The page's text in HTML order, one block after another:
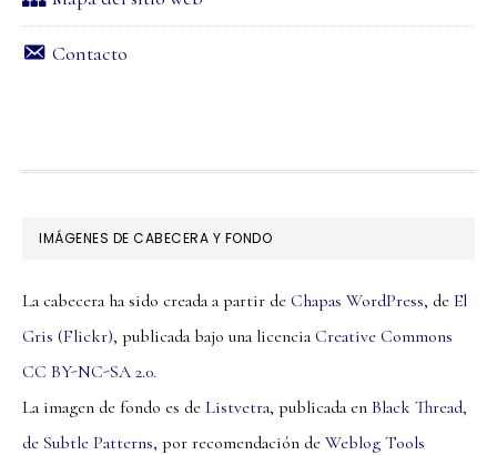
Contacto
FOOTER
IMÁGENES DE CABECERA Y FONDO
La cabecera ha sido creada a partir de Chapas WordPress, de El
Gris (Flickr), publicada bajo una licencia Creative Commons
CC BY-NC-SA 2.0.
La imagen de fondo es de Listvetra, publicada en Black Thread,
de Subtle Patterns, por recomendación de Weblog Tools